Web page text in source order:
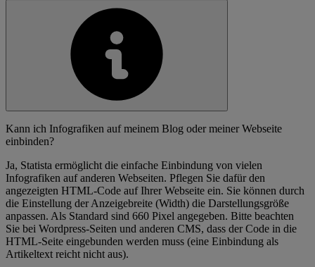
Kann ich Infografiken auf meinem Blog oder meiner Webseite
einbinden?
Ja, Statista ermöglicht die einfache Einbindung von vielen
Infografiken auf anderen Webseiten. Pflegen Sie dafür den
angezeigten HTML-Code auf Ihrer Webseite ein. Sie können durch
die Einstellung der Anzeigebreite (Width) die Darstellungsgröße
anpassen. Als Standard sind 660 Pixel angegeben. Bitte beachten
Sie bei Wordpress-Seiten und anderen CMS, dass der Code in die
HTML-Seite eingebunden werden muss (eine Einbindung als
Artikeltext reicht nicht aus).